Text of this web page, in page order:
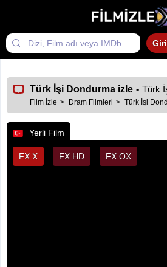
Türk İşi Dondurma izle - Türk
Film İzle Dram Filmleri Türk İşi
Yerli Film
FX X FX HD FX OX